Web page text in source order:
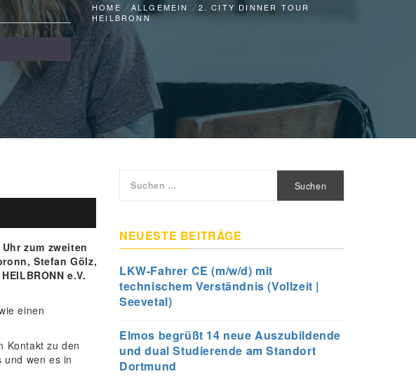
HOME ALLGEMEIN
2. CITY DINNER TOUR
HEILBRONN
zum zweiten
Stefan Gölz,
e.V.
einen
Kontakt zu den
wen es in
nach:
NEUESTE BEITRÄGE
LKW-Fahrer CE (m/w/d) mit
technischem Verständnis (Vollzeit |
Seevetal)
Elmos begrüßt 14 neue Auszubildende
und dual Studierende am Standort
Dortmund